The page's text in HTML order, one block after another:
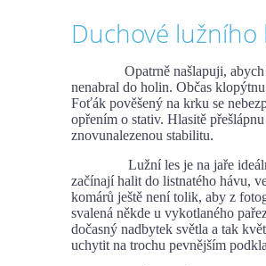
Duchové lužního
Opatrně našlapuji, abych
nenabral do holin. Občas
Foťák pověšený na krku se
opřením o stativ. Hlasitě
znovunalezenou stabilitu.
Lužní les je na jaře ideální k
začínají halit do listnatého hávu,
komárů ještě není tolik, aby z
svalená někde u vykotlaného
dočasný nadbytek světla a tak
uchytit na trochu pevnějším